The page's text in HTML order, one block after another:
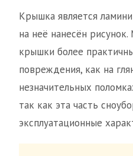
Крышка является
на неё нанесён
крышки более
повреждения, как на
незначительных
так как эта часть
эксплуатационные